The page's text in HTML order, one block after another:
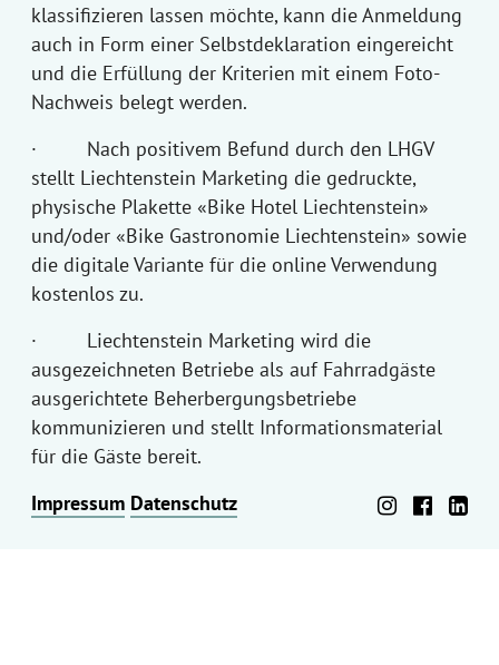
klassifizieren lassen möchte, kann die Anmeldung
auch in Form einer Selbstdeklaration eingereicht
und die Erfüllung der Kriterien mit einem Foto-
Nachweis belegt werden.
· Nach positivem Befund durch den LHGV
stellt Liechtenstein Marketing die gedruckte,
physische Plakette «Bike Hotel Liechtenstein»
und/oder «Bike Gastronomie Liechtenstein» sowie
die digitale Variante für die online Verwendung
kostenlos zu.
· Liechtenstein Marketing wird die
ausgezeichneten Betriebe als auf Fahrradgäste
ausgerichtete Beherbergungsbetriebe
kommunizieren und stellt Informationsmaterial
für die Gäste bereit.
Impressum Datenschutz